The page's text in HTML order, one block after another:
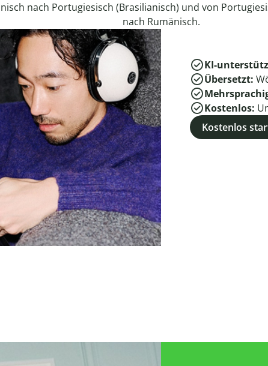
nach Portugiesisch (Brasilianisch) und von
nach Rumänisch.
KI-
Übersetzt:
Kostenlos:
Kostenlos